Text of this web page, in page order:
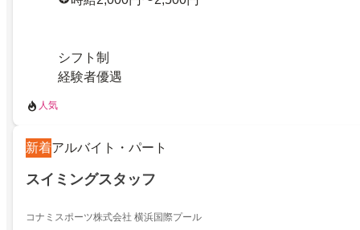
シフト制
経験者優遇
人気
新着アルバイト・パート
スイミングスタッフ
コナミスポーツ株式会社 横浜国際プール